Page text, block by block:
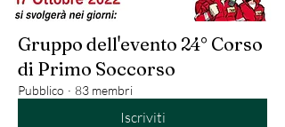
Gruppo dell'evento 24° Corso
di Primo Soccorso
Pubblico · 83 membri
Iscriviti